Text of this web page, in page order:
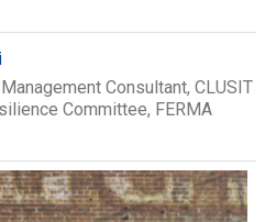
Consultant, CLUSIT
Committee, FERMA